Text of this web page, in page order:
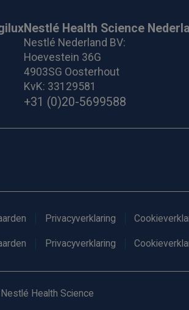
Nestlé Health Science
Nestlé Nederland BV:
Hoevestein 36G
4903SG Oosterhout
KvK: 33129581
+31 (0)20-5699588
Privacyverklaring
Privacyverklaring
Health Science